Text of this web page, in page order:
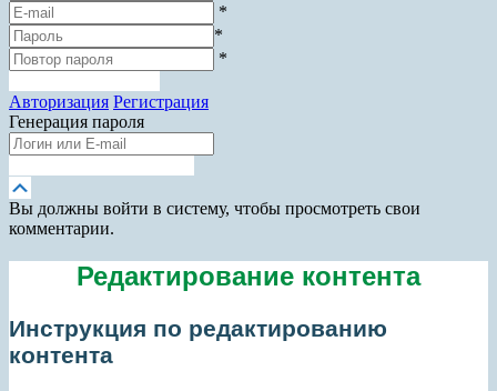
*
*
*
Авторизация Регистрация
Генерация пароля
вверх
Вы должны войти в систему, чтобы просмотреть свои
комментарии.
Редактирование контента
Инструкция по редактированию
контента